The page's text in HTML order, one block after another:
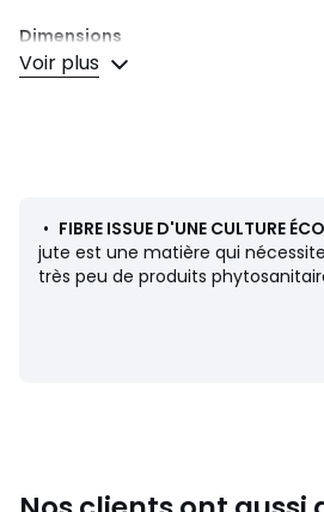
Dimensions
•
Voir plus
• FIBRE ISSUE D'UNE CULTURE
jute est une matière qui
très peu de produits